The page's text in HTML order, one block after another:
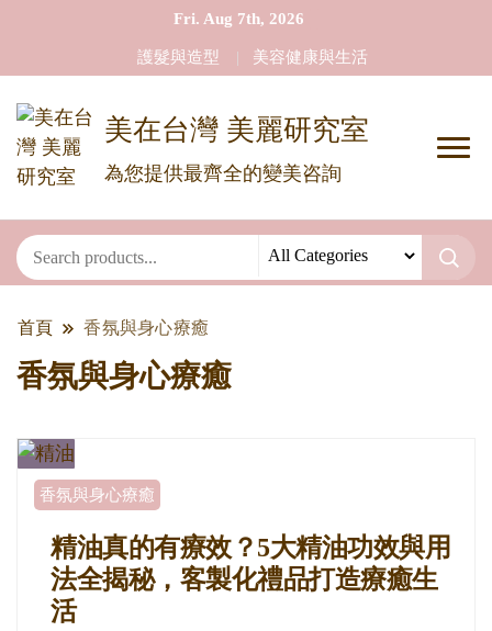
Fri. Aug 7th, 2026
護髮與造型 美容健康與生活
美在台灣 美麗研究室
為您提供最齊全的變美咨詢
首頁 香氛與身心療癒
香氛與身心療癒
香氛與身心療癒
精油真的有療效？5大精油功效與用
法全揭秘，客製化禮品打造療癒生
活